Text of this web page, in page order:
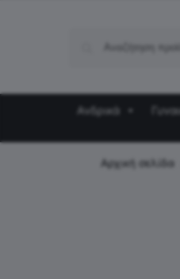
Ανδρικά
Αρχική σελίδα